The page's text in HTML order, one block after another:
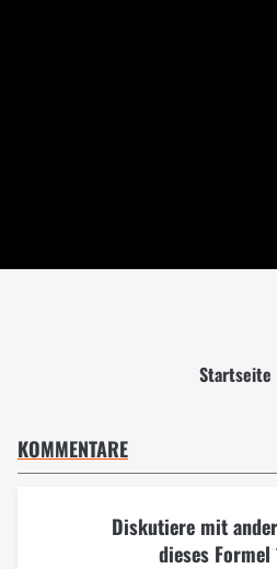
Startseite
KOMMENTARE
Diskutiere mit
dieses Formel